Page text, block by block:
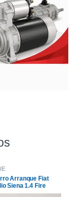
Arranque Fiat
Siena 1.4 Fire